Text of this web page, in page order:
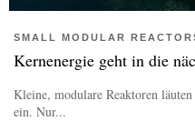
SMALL MODULAR
Kernenergie geht in die
Kleine, modulare Reaktoren
ein. Nur...